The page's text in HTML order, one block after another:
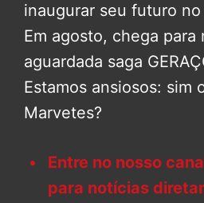
inaugurar seu futuro
Em agosto, chega para
aguardada saga
Estamos ansiosos: sim
Marvetes?
Entre no nosso
para notícias